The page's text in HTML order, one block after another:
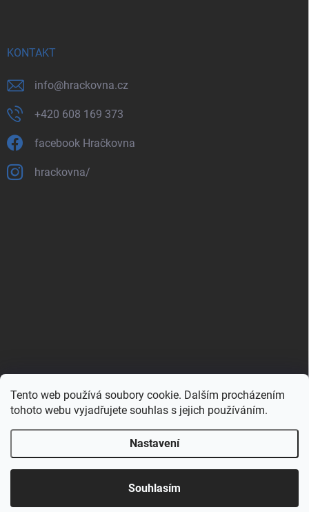
Tento web používá soubory cookie. Dalším procházením
tohoto webu vyjadřujete souhlas s jejich používáním.
Nastavení
Souhlasím
KONTAKT
info@hrackovna.cz
+420 608 169 373
facebook Hračkovna
hrackovna/
Zboží.cz Heureka.cz Porovnávač.cz